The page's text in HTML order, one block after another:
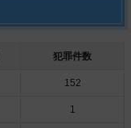
犯罪件数
152
1